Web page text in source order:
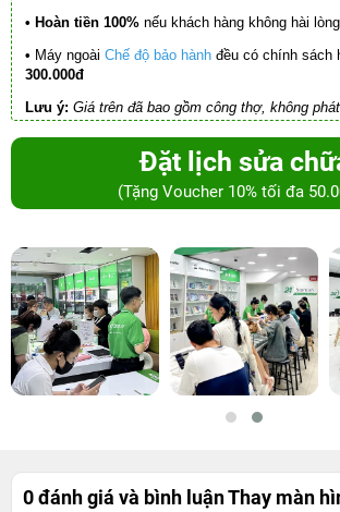
• Hoàn tiền 100% nếu khách hàng không hài lòng
• Máy ngoài Chế độ bảo hành đều có chính sách
300.000đ
Lưu ý: Giá trên đã bao gồm công thợ, không
Đặt lịch sửa
(Tặng Voucher 10% tối đa
0 đánh giá và bình luậnThay màn